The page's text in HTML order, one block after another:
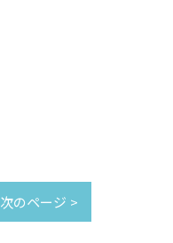
次のページ >